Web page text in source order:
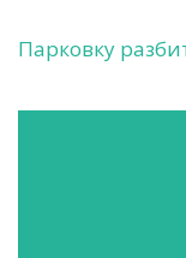
Парковку